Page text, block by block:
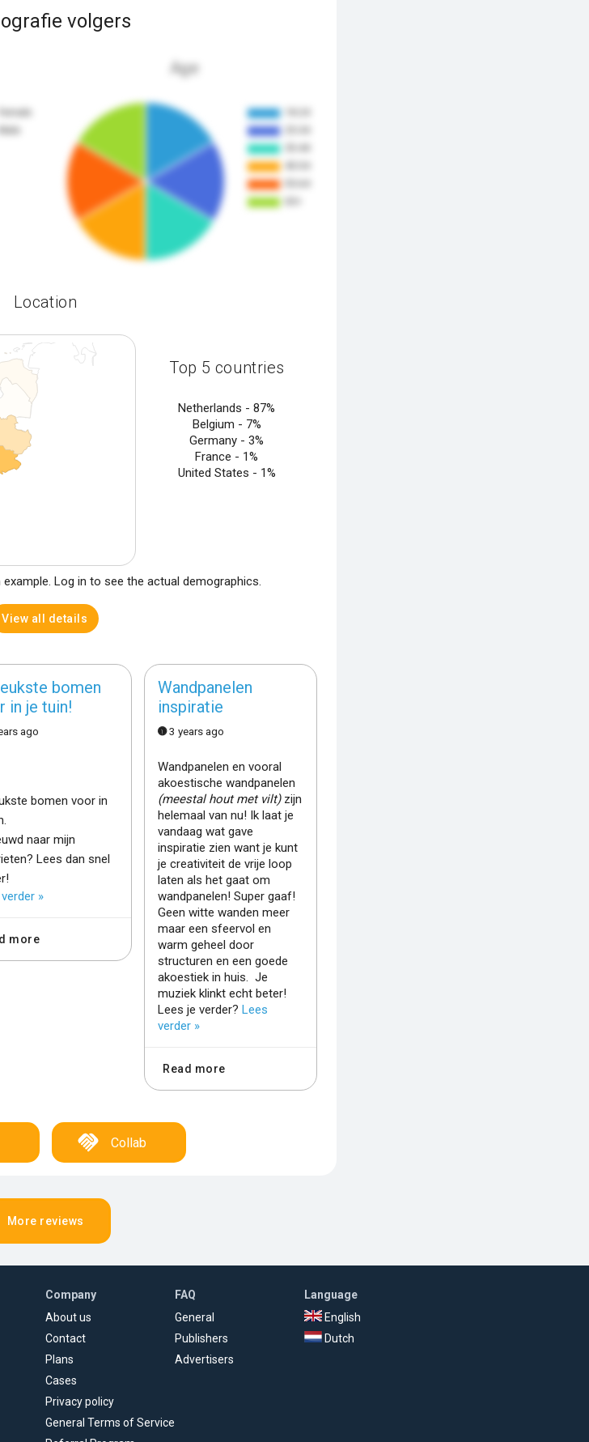
volgers
Age
Location
Top 5 countries
Netherlands -87%
Belgium - 7%
Germany -3%
France - 1%
United States - 1%
Log in to see the actual demographics.
View all details
bomen
in je tuin!
ago
bomen voor in
naar mijn
Lees dan snel
»
more
Wandpanelen
inspiratie
3 years ago
Wandpanelen en vooral
akoestische wandpanelen
(meestal hout met vilt)zijn
helemaal van nu! Ik laat je
vandaag wat gave
inspiratie zien want je kunt
je creativiteit de vrije loop
laten als het gaat om
wandpanelen! Super gaaf!
Geen witte wanden meer
maar een sfeervol en
warm geheel door
structuren en een goede
akoestiek in huis.
Je
muziek klinkt echt beter!
Lees je verder? Lees
verder »
Read more
Collab
More reviews
Company
About us
Contact
Plans
Cases
Privacy policy
General Terms of Service
FAQ
General
Publishers
Advertisers
Language
English
Dutch